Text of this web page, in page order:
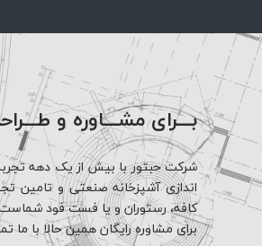
بـــرای مشـــاوره و
شرکت حبتور با بیش از یک دهه تجربه
اندازی آشپزخانه صنعتی و تامین
کافه، رستوران و یا فست فود
برای مشاوره رایگان همین حالا با ما